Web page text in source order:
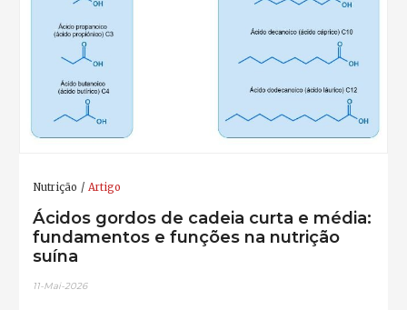
Nutrição Artigo
Ácidos gordos de cadeia curta e média:
fundamentos e funções na nutrição
suína
11-Mai-2026